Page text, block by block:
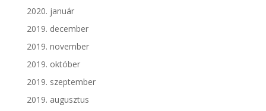
2020. január
2019. december
2019. november
2019. október
2019. szeptember
2019. augusztus